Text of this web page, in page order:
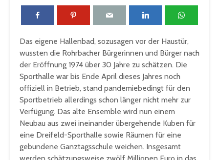
Das eigene Hallenbad, sozusagen vor der Haustür,
wussten die Rohrbacher Bürgerinnen und Bürger nach
der Eröffnung 1974 über 30 Jahre zu schätzen. Die
Sporthalle war bis Ende April dieses Jahres noch
offiziell in Betrieb, stand pandemiebedingt für den
Sportbetrieb allerdings schon länger nicht mehr zur
Verfügung. Das alte Ensemble wird nun einem
Neubau aus zwei ineinander übergehende Kuben für
eine Dreifeld-Sporthalle sowie Räumen für eine
gebundene Ganztagsschule weichen. Insgesamt
werden schätzungsweise zwölf Millionen Euro in das